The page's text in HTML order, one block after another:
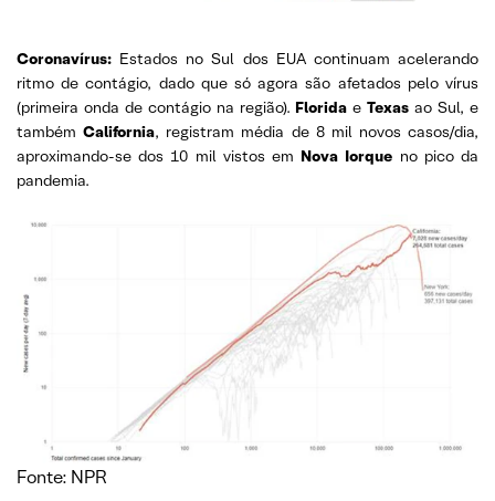
Coronavírus: Estados no Sul dos EUA continuam acelerando
ritmo de contágio, dado que só agora são afetados pelo vírus
(primeira onda de contágio na região). Florida eTexas ao Sul, e
tambémCalifornia, registram média de 8 mil novos casos/dia,
aproximando-se dos 10 mil vistos em Nova Iorque no pico da
pandemia.
Fonte: NPR